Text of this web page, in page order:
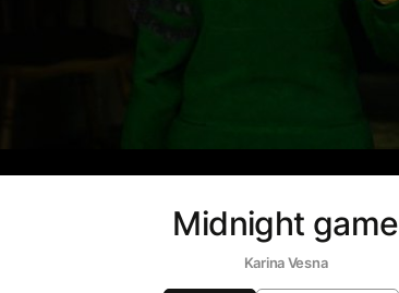
Midnight game
Karina Vesna